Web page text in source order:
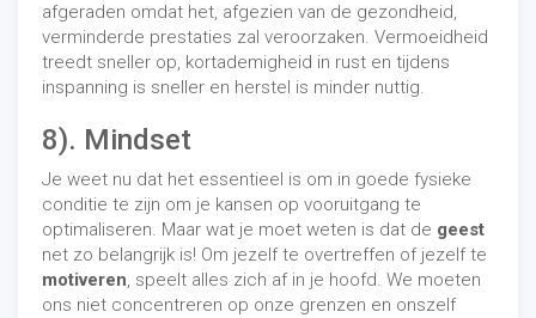
afgeraden omdat het, afgezien van de gezondheid,
verminderde prestaties zal veroorzaken. Vermoeidheid
treedt sneller op, kortademigheid in rust en tijdens
inspanning is sneller en herstel is minder nuttig.
8). Mindset
Je weet nu dat het essentieel is om in goede fysieke
conditie te zijn om je kansen op vooruitgang te
optimaliseren. Maar wat je moet weten is dat de geest
net zo belangrijk is! Om jezelf te overtreffen of jezelf te
motiveren, speelt alles zich af in je hoofd. We moeten
ons niet concentreren op onze grenzen en onszelf